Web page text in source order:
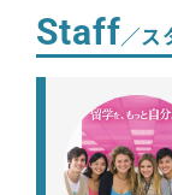
Staff／ス